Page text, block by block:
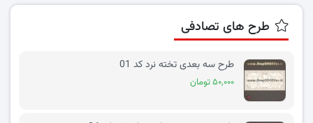
طرح های تصادفی
طرح سه بعدی تخته نرد کد 01
۵۰,۰۰۰ تومان